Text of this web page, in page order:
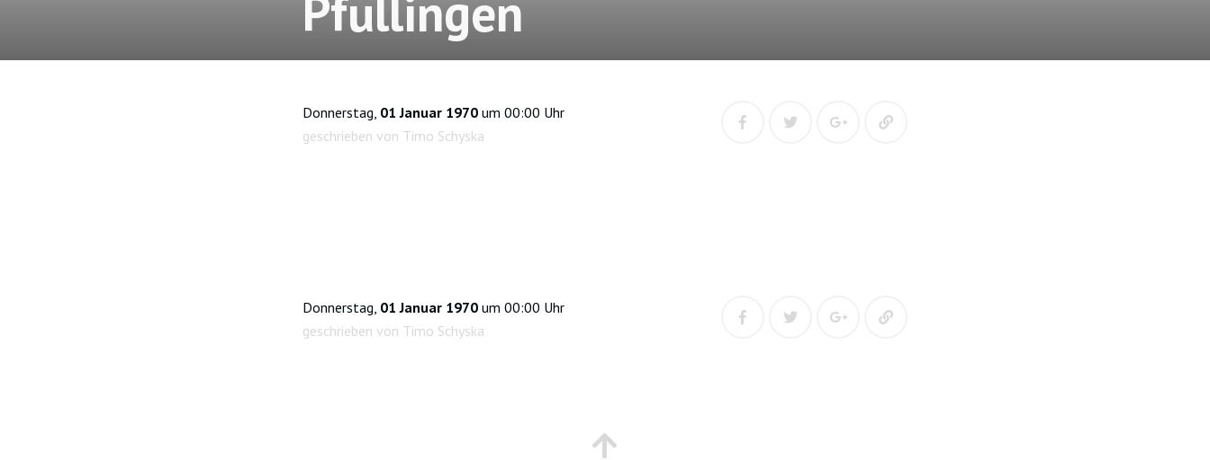
Donnerstag, 01 Januar 1970 um 00:00 Uhr
geschrieben von Timo Schyska
Donnerstag, 01 Januar 1970 um 00:00 Uhr
geschrieben von Timo Schyska